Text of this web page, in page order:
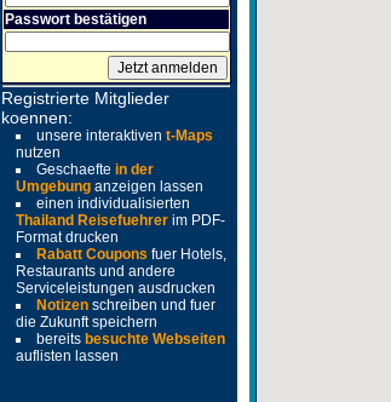
Passwort bestätigen
Registrierte Mitglieder
koennen:
unsere interaktiven t-Maps
nutzen
Geschaefte in der
Umgebung anzeigen lassen
einen individualisierten
Thailand Reisefuehrer im PDF-
Format drucken
Rabatt Coupons fuer Hotels,
Restaurants und andere
Serviceleistungen ausdrucken
Notizen schreiben und fuer
die Zukunft speichern
bereits besuchte Webseiten
auflisten lassen